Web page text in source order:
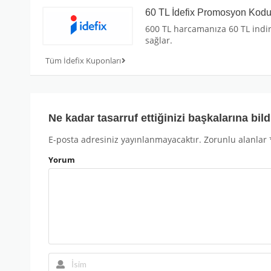
Tüm İdefix Kuponları
60 TL İdefix Promosyon Kodu
600 TL harcamanıza 60 TL
sağlar.
Ne kadar tasarruf ettiğinizi başkalarına
E-posta adresiniz yayınlanmayacaktır. Zorunlu alanlar
Yorum